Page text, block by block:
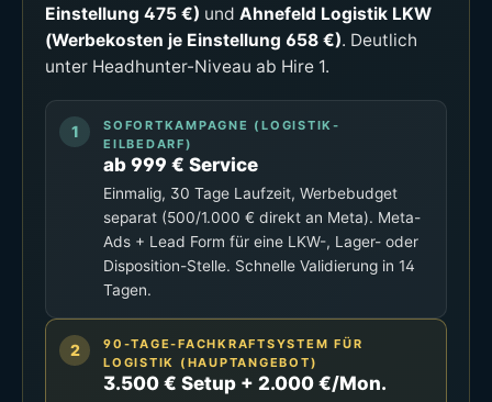
Einstellung 475 €) und Ahnefeld Logistik LKW
(Werbekosten je Einstellung 658 €). Deutlich
unter Headhunter-Niveau ab Hire 1.
SOFORTKAMPAGNE (LOGISTIK-
EILBEDARF)
ab 999 € Service
Einmalig, 30 Tage Laufzeit, Werbebudget
separat (500/1.000 € direkt an Meta). Meta-
Ads + Lead Form für eine LKW-, Lager- oder
Disposition-Stelle. Schnelle Validierung in 14
Tagen.
90-TAGE-FACHKRAFTSYSTEM FÜR
LOGISTIK (HAUPTANGEBOT)
3.500 € Setup + 2.000 €/Mon.